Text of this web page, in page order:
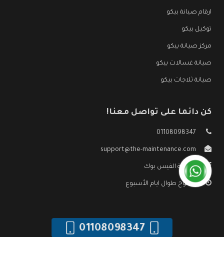
ارقام صيانة بيكو
توكيل بيكو
مركز صيانة بيكو
صيانة غسالات بيكو
صيانة ثلاجات بيكو
كن دائما على تواصل معنا!
01108098347
support@the-maintenance.com
صفحة الفيس بوك
مفتوح طوال ايام الأسبوع
01108098347